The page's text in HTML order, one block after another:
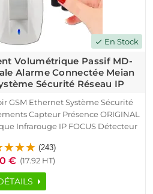
check En Stock
Volumétrique Passif MD-
Alarme Connectée Meian
Sécurité Réseau IP
GSM Ethernet Système Sécurité
Capteur Présence ORIGINAL
Infrarouge IP FOCUS Détecteur
Immunité Animaux
(243)
€ (17.92 HT)